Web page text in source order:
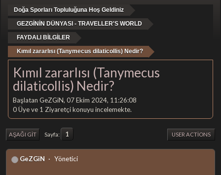
Doğa Sporları Topluluğuna Hoş Geldiniz
GEZGİNİN DÜNYASI - TRAVELLER'S WORLD
FAYDALI BİLGİLER
Kımıl zararlısı (Tanymecus dilaticollis) Nedir?
Kımıl zararlısı (Tanymecus
dilaticollis) Nedir?
Başlatan GeZGiN, 07 Ekim 2024, 11:26:08
0 Üye ve 1 Ziyaretçi konuyu incelemekte.
AŞAĞI GIT Sayfa 1 USER ACTIONS
GeZGiN Yönetici